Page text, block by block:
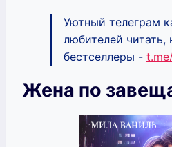
Уютный телеграм
любителей читать,
бестселлеры -
Жена по